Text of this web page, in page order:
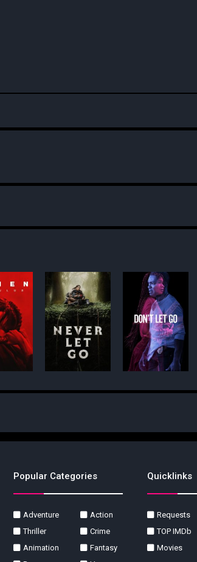
Popular Categories
Adventure
Action
Thriller
Crime
Animation
Fantasy
Quicklinks
Requests
TOP IMDb
Movies